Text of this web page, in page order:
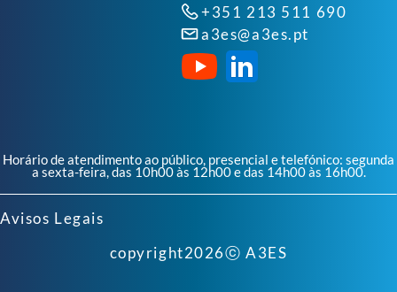
+351 213 511 690
a3es@a3es.pt
Horário de atendimento ao público, presencial e telefónico: segunda
a sexta-feira, das 10h00 às 12h00 e das 14h00 às 16h00.
Avisos Legais
copyright2026ⓒ A3ES